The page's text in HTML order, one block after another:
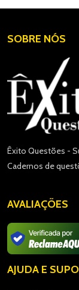
SOBRE NÓS
Êxito Questões -
Cadernos de
AVALIAÇÕES
AJUDA E